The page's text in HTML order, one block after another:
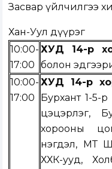
Засвар үйлчилгээ
Хан-Уул дүүрэг
10:00-
17:00
ХУД 14-р
болон
10:00-
17:00
ХУД 14-р
Бурхант 1-5-
цэцэрлэг,
хорооны
нэгдэл, МТ
ХХК-ууд,